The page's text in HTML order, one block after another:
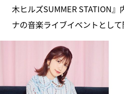
木ヒルズSUMMER STATION
ナの音楽ライブイベントとして